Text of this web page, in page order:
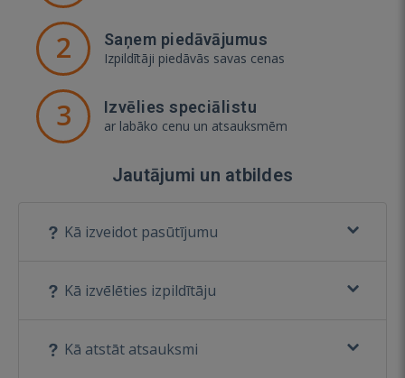
2 Saņem piedāvājumus
Izpildītāji piedāvās savas cenas
3 Izvēlies speciālistu
ar labāko cenu un atsauksmēm
Jautājumi un atbildes
Kā izveidot pasūtījumu
Kā izvēlēties izpildītāju
Kā atstāt atsauksmi